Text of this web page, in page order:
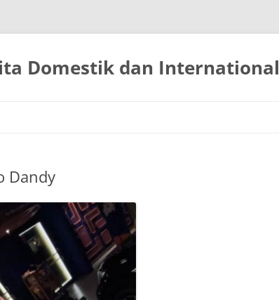
Domestik dan International
Dandy